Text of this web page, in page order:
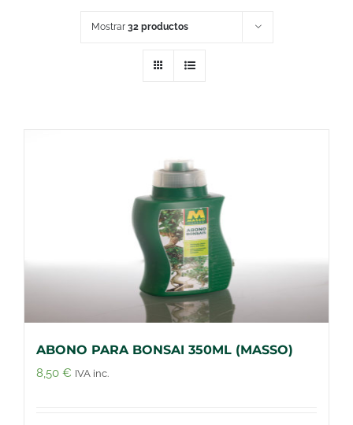
Mostrar 32 productos
ABONO PARA BONSAI 350ML (MASSO)
8,50 € IVA inc.